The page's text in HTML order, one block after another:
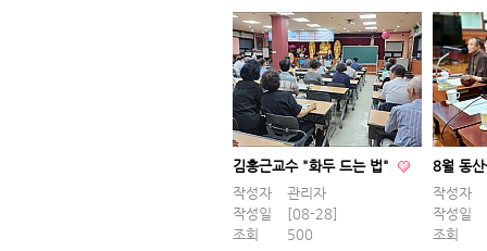
김홍근교수 "화두 드는 법"
작성자
관리자
작성일
[08-28]
조회
500
8월 동
작성자
작성일
조회